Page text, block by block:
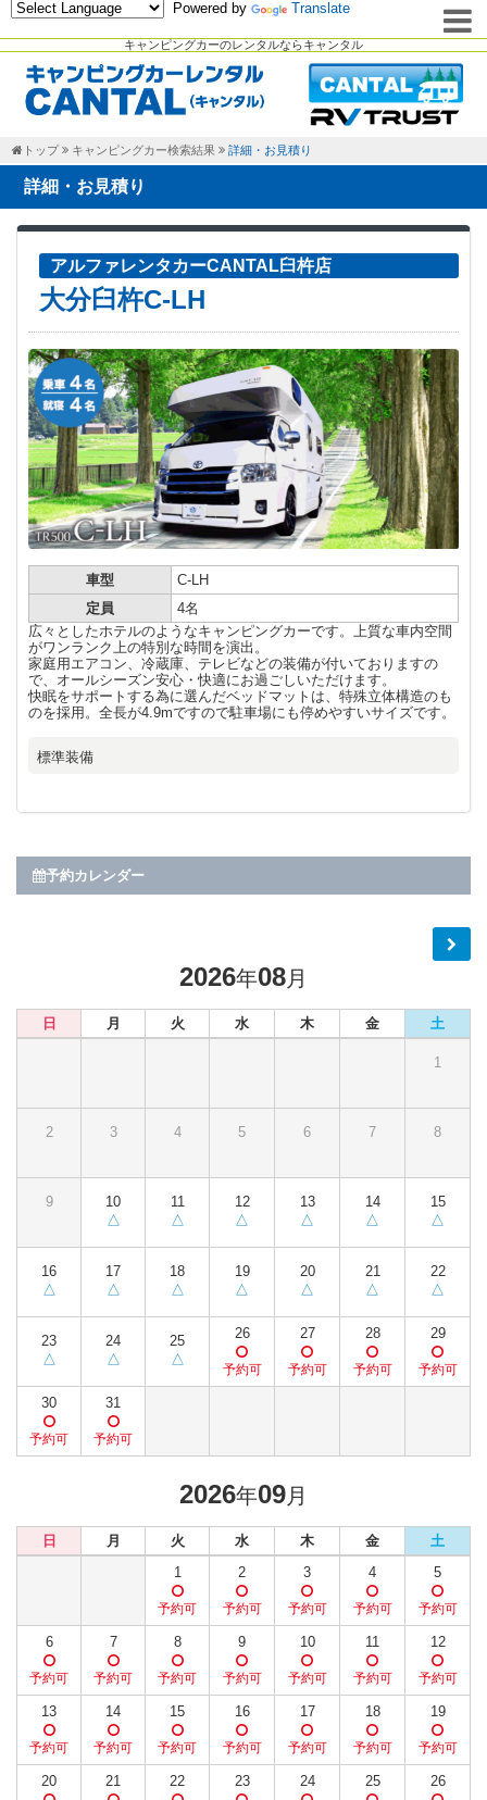
キャンピングカーのレンタルならキャンタル
Powered by Translate
トップ キャンピングカー検索結果 詳細・お見積り
詳細・お見積り
アルファレンタカーCANTAL臼杵店
大分臼杵C-LH
車型
C-LH
定員
4名
広々としたホテルのようなキャンピングカーです。上質な車内空間
がワンランク上の特別な時間を演出。
家庭用エアコン、冷蔵庫、テレビなどの装備が付いておりますの
で、オールシーズン安心・快適にお過ごしいただけます。
快眠をサポートする為に選んだベッドマットは、特殊立体構造のも
のを採用。全長が4.9mですので駐車場にも停めやすいサイズです。
標準装備
予約カレンダー
2026年08月
日 月 火 水 木 金 土
1
2 3 4 5 6 7 8
9 10 11 12 13 14 15
16 17 18 19 20 21 22
23 24 25 26 27 28 29
30 31
2026年09月
日 月 火 水 木 金
土
1
2 3 4 5
6 7 8 9 10 11 12
13 14 15 16 17 18 19
20 21 22 23 24 25 26